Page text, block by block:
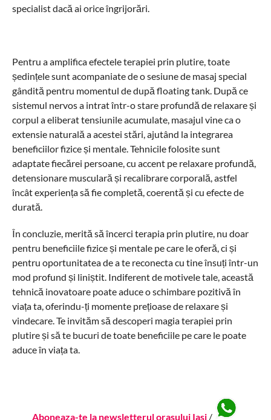
specialist dacă ai orice îngrijorări.
Pentru a amplifica efectele terapiei prin plutire, toate
ședințele sunt acompaniate de o sesiune de masaj special
gândită pentru momentul de după floating tank. După ce
sistemul nervos a intrat într-o stare profundă de relaxare și
corpul a eliberat tensiunile acumulate, masajul vine ca o
extensie naturală a acestei stări, ajutând la integrarea
beneficiilor fizice și mentale. Tehnicile folosite sunt
adaptate fiecărei persoane, cu accent pe relaxare profundă,
detensionare musculară și recalibrare corporală, astfel
încât experiența să fie completă, coerentă și cu efecte de
durată.
În concluzie, merită să încerci terapia prin plutire, nu doar
pentru beneficiile fizice și mentale pe care le oferă, ci și
pentru oportunitatea de a te reconecta cu tine însuți într-un
mod profund și liniștit. Indiferent de motivele tale, această
tehnică inovatoare poate aduce o schimbare pozitivă în
viața ta, oferindu-ți momente prețioase de relaxare și
vindecare. Te invităm să descoperi magia terapiei prin
plutire și să te bucuri de toate beneficiile pe care le poate
aduce în viața ta.
Aboneaza-te la newsletterul orasului Iasi /